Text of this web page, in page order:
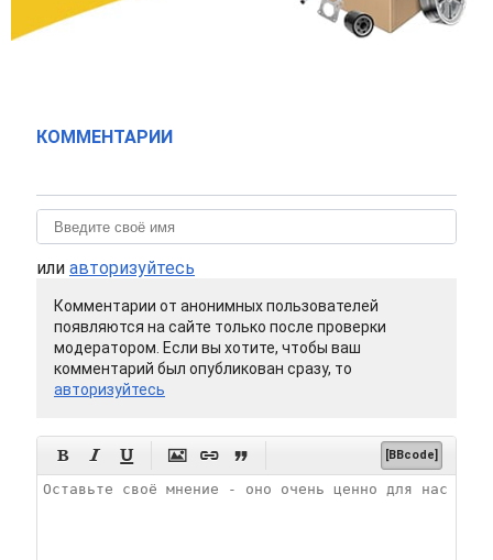
КОММЕНТАРИИ
или авторизуйтесь
Комментарии от анонимных пользователей
появляются на сайте только после проверки
модератором. Если вы хотите, чтобы ваш
комментарий был опубликован сразу, то
авторизуйтесь
      [BBcode]